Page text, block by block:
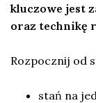
kluczowe jest
oraz technikę
Rozpocznij od
stań na